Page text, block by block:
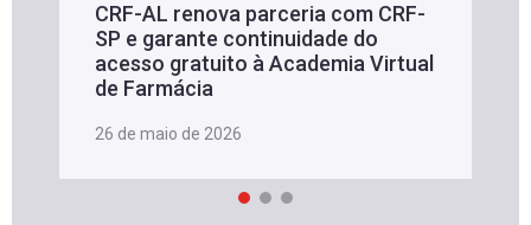
CRF-AL renova parceria com CRF-
SP e garante continuidade do
acesso gratuito à Academia Virtual
de Farmácia
26 de maio de 2026